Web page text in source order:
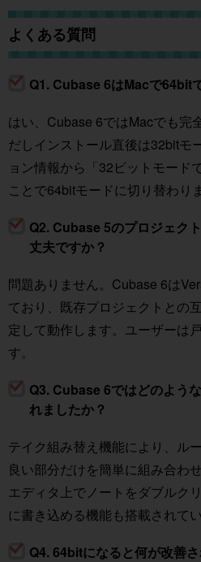
よくある質問
Q1. Cubase 6はMacで64bit
はい、Cubase 6ではMacでも完
だしインストール直後は32bitモ
ョン情報から「32ビットモード
ことで64bitモードに切り替わりま
Q2. Cubase 5のプロジェク
丈夫ですか？
問題ありません。Cubase 6は
ており、既存プロジェクトとの
定して動作します。ユーザーは
す。
Q3. Cubase 6ではどのよう
れましたか？
テイク組み替え機能により、ル
良い部分だけを簡単に組み合わ
エディタ上でノートをダブルク
に書き込める機能も搭載されてい
Q4. 64bitになると何が改善